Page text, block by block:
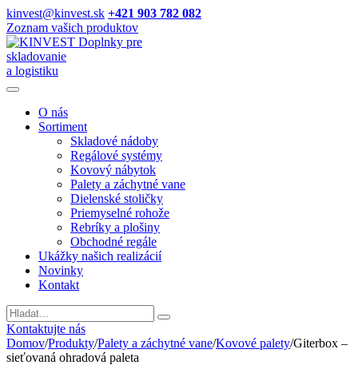
kinvest@kinvest.sk +421 903 782 082
Zoznam vašich produktov
Doplnky pre
skladovanie
a logistiku
O nás
Sortiment
Skladové nádoby
Regálové systémy
Kovový nábytok
Palety a záchytné vane
Dielenské stoličky
Priemyselné rohože
Rebríky a plošiny
Obchodné regále
Ukážky našich realizácií
Novinky
Kontakt
Vyhladavanie
Kontaktujte nás
Domov/Produkty/Palety a záchytné vane/Kovové palety/Giterbox –
sieťovaná ohradová paleta